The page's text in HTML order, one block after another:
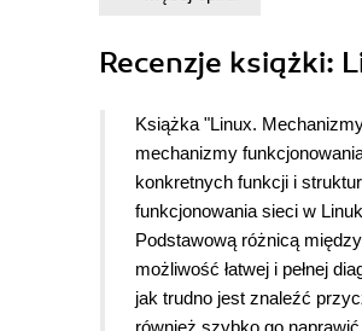
Recenzje książki:
Książka "Linux.
mechanizmy
konkretnych funkcji i
funkcjonowania sieci w
Podstawową różnicą
możliwość łatwej i pełnej
jak trudno jest znaleźć
również szybko go